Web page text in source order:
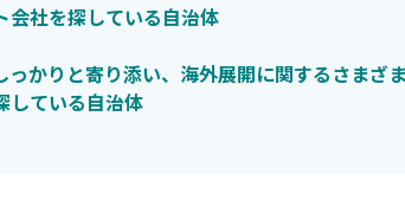
会社を探している自治体
っかりと寄り添い、海外展開に関するさまざ
している自治体